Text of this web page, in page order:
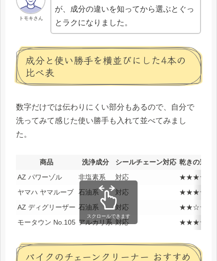
トモキさん
が、成分の違いを知ってから選ぶとぐっ
とラクになりました。
成分と使い勝手を横並びにした4本の
比べ表
数字だけでは伝わりにくい部分もあるので、自分で
洗ってみて感じた使い勝手も入れて並べてみまし
た。
商品 洗浄成分 シールチェーン対応 乾きの速さ
AZ パワーゾル
非塩素系 対応 ★★★★★
ヤマハ ヤマルーブ
石油系 対応 ★★★☆☆
AZ ディグリーザー 石油系 対応 ★★☆☆☆
モータウン No.105 アルカリ系 対応 ★★★☆☆
スクロールできます
バイクのチェーンクリーナー おすすめ